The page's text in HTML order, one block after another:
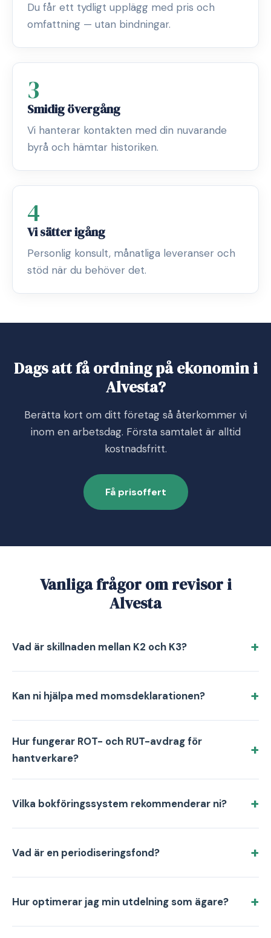
Du får ett tydligt upplägg med pris och
omfattning — utan bindningar.
3
Smidig övergång
Vi hanterar kontakten med din nuvarande
byrå och hämtar historiken.
4
Vi sätter igång
Personlig konsult, månatliga leveranser och
stöd när du behöver det.
Dags att få ordning på ekonomin i
Alvesta?
Berätta kort om ditt företag så återkommer vi
inom en arbetsdag. Första samtalet är alltid
kostnadsfritt.
Få prisoffert
Vanliga frågor om revisor i
Alvesta
Vad är skillnaden mellan K2 och K3?
Kan ni hjälpa med momsdeklarationen?
Hur fungerar ROT- och RUT-avdrag för
hantverkare?
Vilka bokföringssystem rekommenderar ni?
Vad är en periodiseringsfond?
Hur optimerar jag min utdelning som ägare?